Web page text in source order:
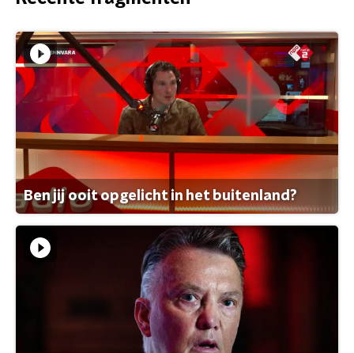
Ben jij ooit opgelicht in het buitenland?